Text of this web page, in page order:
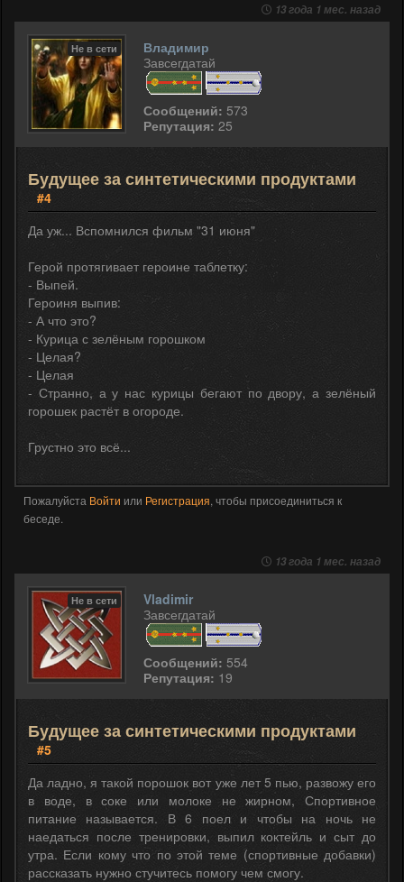
13 года 1 мес. назад
Не в сети
Владимир
Завсегдатай
Сообщений: 573
Репутация: 25
Будущее за синтетическими продуктами
#4
Да уж... Вспомнился фильм "31 июня"
Герой протягивает героине таблетку:
- Выпей.
Героиня выпив:
- А что это?
- Курица с зелёным горошком
- Целая?
- Целая
- Странно, а у нас курицы бегают по двору, а зелёный
горошек растёт в огороде.
Грустно это всё...
Пожалуйста Войти или Регистрация, чтобы присоединиться к
беседе.
13 года 1 мес. назад
Не в сети
Vladimir
Завсегдатай
Сообщений: 554
Репутация: 19
Будущее за синтетическими продуктами
#5
Да ладно, я такой порошок вот уже лет 5 пью, развожу его
в воде, в соке или молоке не жирном, Спортивное
питание называется. В 6 поел и чтобы на ночь не
наедаться после тренировки, выпил коктейль и сыт до
утра. Если кому что по этой теме (спортивные добавки)
рассказать нужно стучитесь помогу чем смогу.